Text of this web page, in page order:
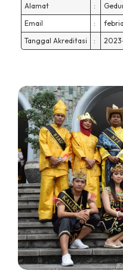
Alamat
:
Email
:
Tanggal Akreditasi
: